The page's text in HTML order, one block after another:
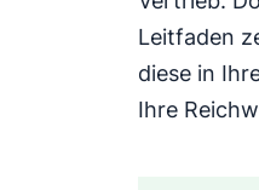
Leitfaden
diese in
Ihre